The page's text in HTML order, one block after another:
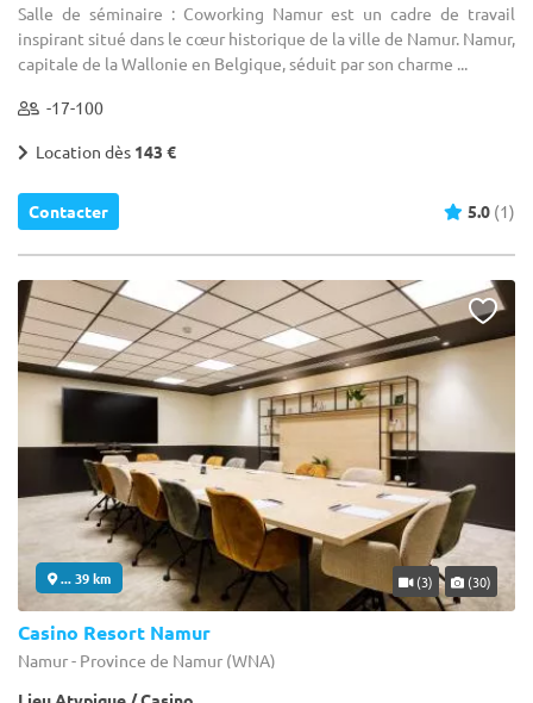
Salle de séminaire : Coworking Namur est un cadre de travail
inspirant situé dans le cœur historique de la ville de Namur. Namur,
capitale de la Wallonie en Belgique, séduit par son charme ...
-17-100
Location dès 143 €
Contacter 5.0 (1)
... 39 km (3) (30)
Casino Resort Namur
Namur - Province de Namur (WNA)